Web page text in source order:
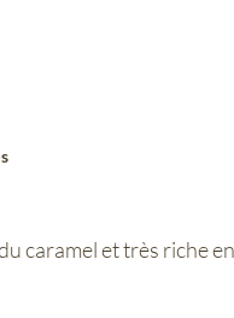
caramel et très riche